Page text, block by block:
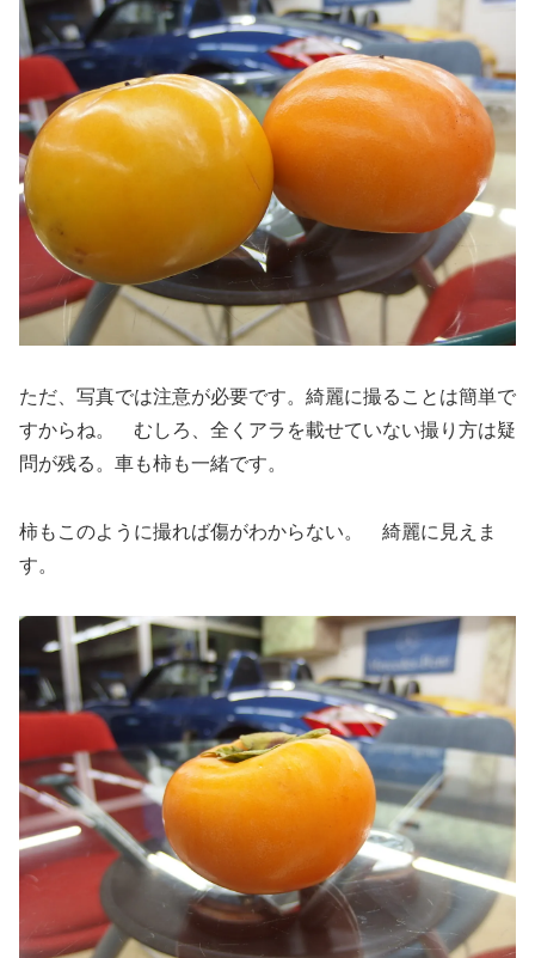
ただ、写真では注意が必要です。綺麗に撮ることは簡単で
すからね。 むしろ、全くアラを載せていない撮り方は疑
問が残る。車も柿も一緒です。
柿もこのように撮れば傷がわからない。 綺麗に見えま
す。